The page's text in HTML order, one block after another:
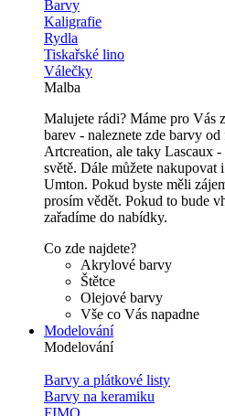
Barvy
Kaligrafie
Rydla
Tiskařské lino
Válečky
Malba
Malujete rádi? Máme pro Vás
barev - naleznete zde barvy
Artcreation, ale taky Lascaux
světě. Dále můžete
Umton. Pokud byste měli
prosím vědět. Pokud to bude
zařadíme do nabídky.
Co zde najdete?
Akrylové barvy
Štětce
Olejové barvy
Vše co Vás napadne
Modelování
Modelování
Barvy a plátkové listy
Barvy na keramiku
FIMO